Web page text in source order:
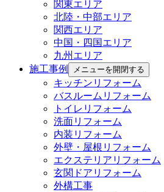
関東エリア
北陸・中部エリア
関西エリア
中国・四国エリア
九州エリア
施工事例
メニューを開閉する
キッチンリフォーム
バスルームリフォーム
トイレリフォーム
洗面リフォーム
内装リフォーム
外壁・屋根リフォーム
エクステリアリフォーム
玄関ドアリフォーム
外構工事